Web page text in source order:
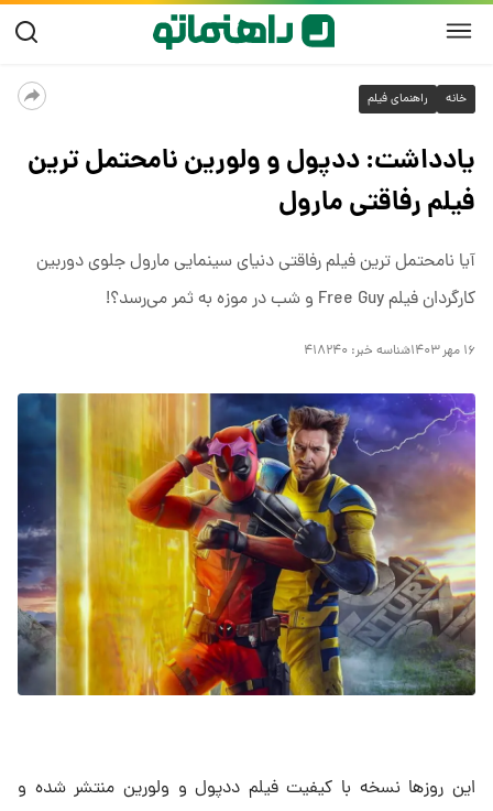
خانه راهنمای فیلم
یادداشت: ددپول و ولورین نامحتمل ترین
فیلم رفاقتی مارول
آیا نامحتمل ترین فیلم رفاقتی دنیای سینمایی مارول جلوی دوربین
کارگردان فیلم Free Guy و شب در موزه به ثمر می‌رسد؟!
۱۶ مهر ۱۴۰۳ شناسه خبر: ۴۱۸۲۴۰
این روز‌ها نسخه با کیفیت فیلم ددپول و ولورین منتشر شده و